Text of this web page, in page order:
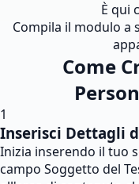
È qui
Compila il modulo a
Come
1
Inserisci Dettagli
Inizia inserendo il tuo
campo Soggetto del